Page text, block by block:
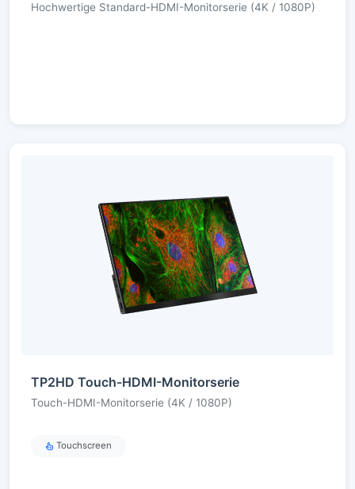
Hochwertige Standard-HDMI-Monitorserie (4K / 1080P)
TP2HD Touch-HDMI-Monitorserie
Touch-HDMI-Monitorserie (4K / 1080P)
Touchscreen